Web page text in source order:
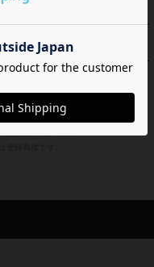
45 PT
42 PT
れたApple Inc.の商標です。